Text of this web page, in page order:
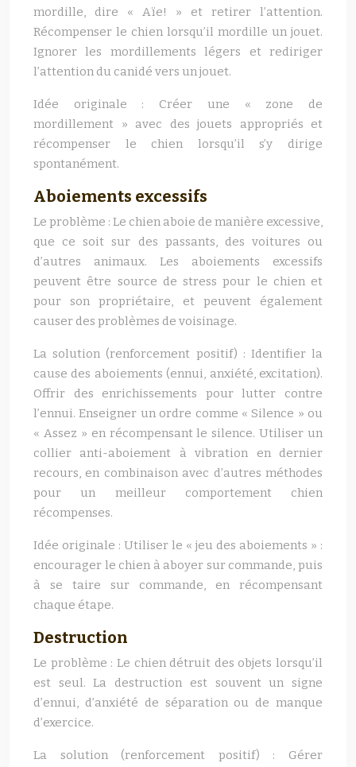
mordille, dire « Aïe! » et retirer l’attention.
Récompenser le chien lorsqu’il mordille un jouet.
Ignorer les mordillements légers et rediriger
l’attention du canidé vers un jouet.
Idée originale : Créer une « zone de
mordillement » avec des jouets appropriés et
récompenser le chien lorsqu’il s’y dirige
spontanément.
Aboiements excessifs
Le problème : Le chien aboie de manière excessive,
que ce soit sur des passants, des voitures ou
d’autres animaux. Les aboiements excessifs
peuvent être source de stress pour le chien et
pour son propriétaire, et peuvent également
causer des problèmes de voisinage.
La solution (renforcement positif) : Identifier la
cause des aboiements (ennui, anxiété, excitation).
Offrir des enrichissements pour lutter contre
l’ennui. Enseigner un ordre comme « Silence » ou
« Assez » en récompensant le silence. Utiliser un
collier anti-aboiement à vibration en dernier
recours, en combinaison avec d’autres méthodes
pour un meilleur comportement chien
récompenses.
Idée originale : Utiliser le « jeu des aboiements » :
encourager le chien à aboyer sur commande, puis
à se taire sur commande, en récompensant
chaque étape.
Destruction
Le problème : Le chien détruit des objets lorsqu’il
est seul. La destruction est souvent un signe
d’ennui, d’anxiété de séparation ou de manque
d’exercice.
La solution (renforcement positif) : Gérer